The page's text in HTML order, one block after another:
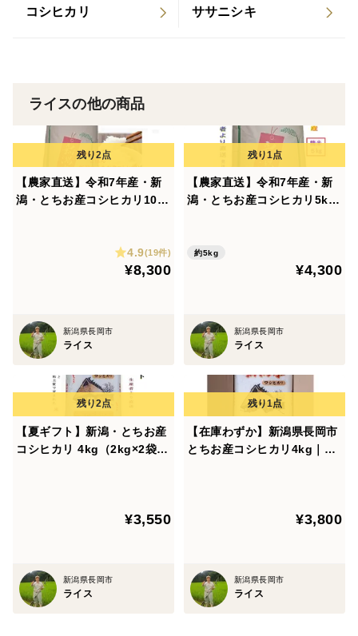
野菜室にすっぽり収まるので、最後まで虫や乾燥を防
き立てのツヤツヤなご飯や、塩をきかせた贅沢なおにぎ
りでお米の力を感じてみてください。
​私たちがまごころを込めて育てた自慢のお米を、産地直
送で新鮮なままお届けいたします。初めての方も、ぜひ
この機会にお試しください！
https://www.tabechoku.com/products/276998
📦 商品概要
産地：新潟県長岡市栃尾地域
年産：令和7年産
内容量：2kg×2袋（4kg）
精米日：発送直前
新潟コシヒカリ #令和7年産米 #とちお産コシヒカリ #棚
コシヒカリ ササニシキ
ライスの他の商品
【農家直送】令和7年産・新
潟・とちお産コシヒカリ10k
4.9(19件)
¥8,300
新潟県長岡市
ライス
【農家直送】令和7年産・新
潟・とちお産コシヒカリ5kg
引き中）
約5kg
¥4,300
新潟県長岡市
ライス
【夏ギフト】新潟・とちお産
コシヒカリ 4kg（2kg×2袋）
¥3,550
新潟県長岡市
ライス
【在庫わずか】新潟県長岡市
とちお産コシヒカリ4kg｜山
¥3,800
新潟県長岡市
ライス